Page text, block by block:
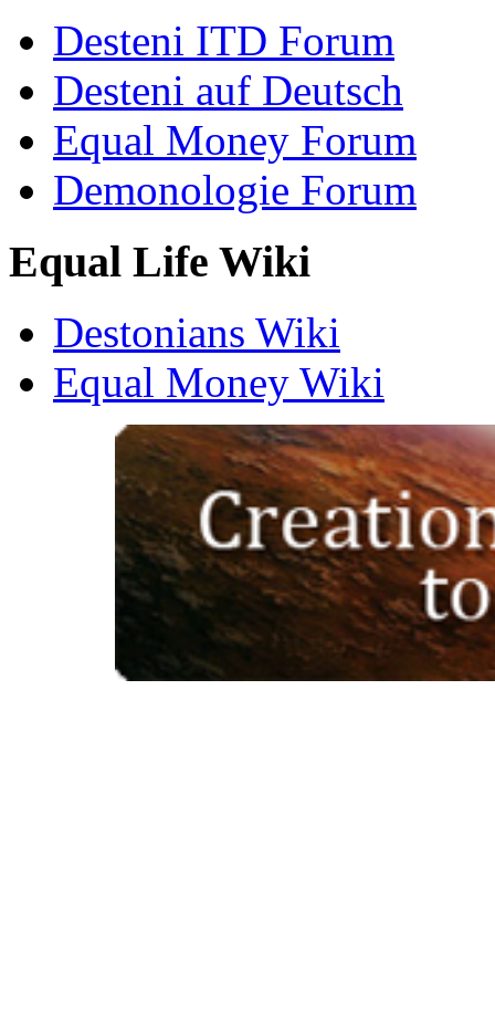
Desteni ITD Forum
Desteni auf Deutsch
Equal Money Forum
Demonologie Forum
Equal Life Wiki
Destonians Wiki
Equal Money Wiki